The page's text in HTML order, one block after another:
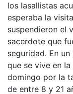
los lasallistas
esperaba la
suspendieron el
sacerdote que
seguridad. En
que se vive en la
domingo por la
de entre 8 y 21